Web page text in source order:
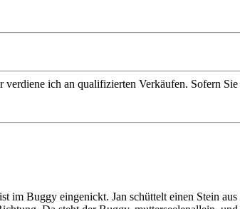
ich an qualifizierten Verkäufen. Sofern
im Buggy eingenickt. Jan schüttelt einen Stein